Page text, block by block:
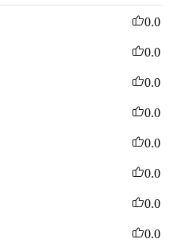
0.0
0.0
0.0
0.0
0.0
0.0
0.0
0.0